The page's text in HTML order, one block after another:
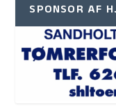
SPONSOR AF